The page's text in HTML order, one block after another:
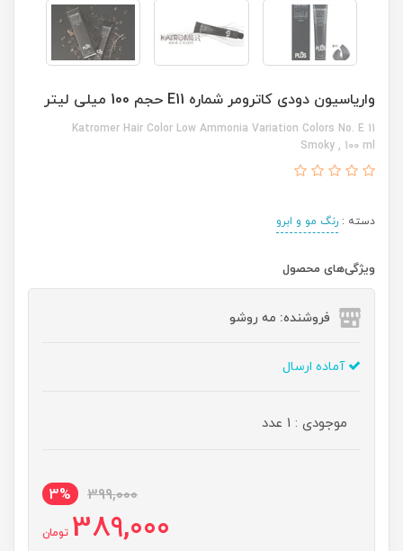
واریاسیون دودی کاترومر شماره E11 حجم 100 میلی لیتر
Katromer Hair Color Low Ammonia Variation Colors No. E 11
Smoky , 100 ml
دسته : رنگ مو و ابرو
ویژگی‌های محصول
فروشنده: مه رو‌شو
آماده ارسال
موجودی : 1 عدد
399,000
3%
389,000 تومان